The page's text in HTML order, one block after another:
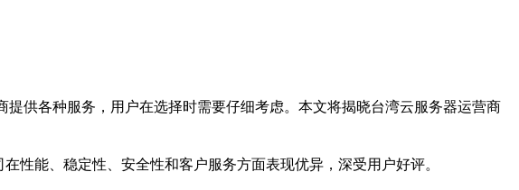
供各种服务，用户在选择时需要仔细考虑。本文将揭晓台湾云服务器运营商
性能、稳定性、安全性和客户服务方面表现优异，深受用户好评。